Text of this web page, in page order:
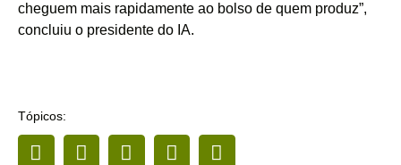
cheguem mais rapidamente ao bolso de quem produz”,
concluiu o presidente do IA.
Tópicos: